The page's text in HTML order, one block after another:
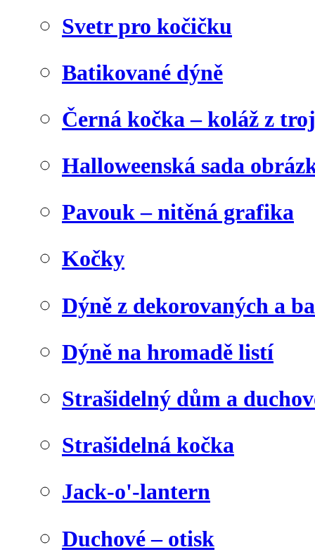
Svetr pro kočičku
Batikované dýně
Černá kočka – koláž z
Halloweenská sada
Pavouk – nitěná grafika
Kočky
Dýně z dekorovaných a
Dýně na hromadě listí
Strašidelný dům a
Strašidelná kočka
Jack-o'-lantern
Duchové – otisk